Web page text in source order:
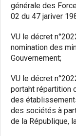
générale des
02 du 47 jariver
VU le décret
nomination des
Gouvernement;
VU le décret
portaht répartition
des
des sociétés à
de la République,